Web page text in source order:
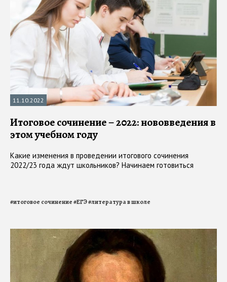
11.10.2022
Итоговое сочинение – 2022: нововведения в
этом учебном году
Какие изменения в проведении итогового сочинения
2022/23 года ждут школьников? Начинаем готовиться
#итоговое сочинение#ЕГЭ#литература в школе